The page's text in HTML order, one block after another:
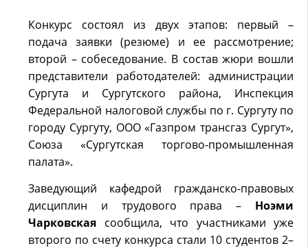
Конкурс состоял из двух этапов: первый –
подача заявки (резюме) и ее рассмотрение;
второй – собеседование. В состав жюри вошли
представители работодателей: администрации
Сургута и Сургутского района, Инспекция
Федеральной налоговой службы по г. Сургуту по
городу Сургуту, ООО «Газпром трансгаз Сургут»,
Союза «Сургутская торгово-промышленная
палата».
Заведующий кафедрой гражданско-правовых
дисциплин и трудового права – Ноэми
Чарковская сообщила, что участниками уже
второго по счету конкурса стали 10 студентов 2–